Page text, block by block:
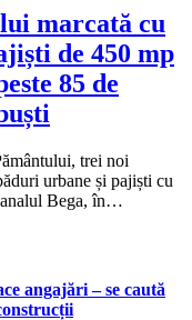
marcată cu
de 450 mp
85 de
trei noi
urbane și pajiști cu
Bega, în…
angajări – se caută